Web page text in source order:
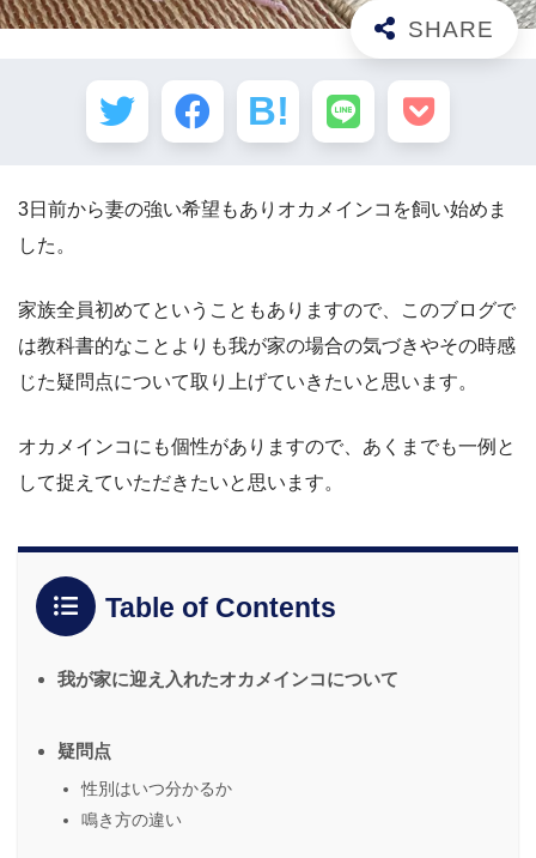
3日前から妻の強い希望もありオカメインコを飼い始めま
した。
家族全員初めてということもありますので、このブログで
は教科書的なことよりも我が家の場合の気づきやその時感
じた疑問点について取り上げていきたいと思います。
オカメインコにも個性がありますので、あくまでも一例と
して捉えていただきたいと思います。
Table of Contents
我が家に迎え入れたオカメインコについて
疑問点
性別はいつ分かるか
鳴き方の違い